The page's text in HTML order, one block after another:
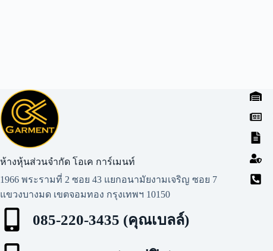
ห้างหุ้นส่วนจำกัด โอเค การ์เมนท์​
1966 พระรามที่ 2 ซอย 43 แยกอนามัยงามเจริญ ซอย 7
แขวงบางมด เขตจอมทอง กรุงเทพฯ 10150
085-220-3435 (คุณเบลล์)